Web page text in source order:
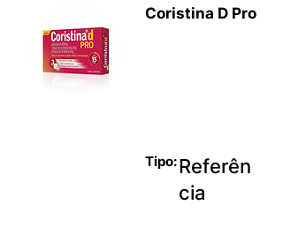
Coristina D Pro
Tipo:Referên
cia